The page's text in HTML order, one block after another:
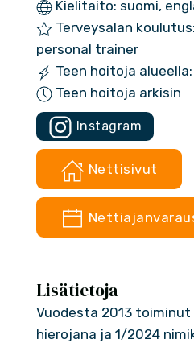
Kielitaito: suomi,
Terveysalan
personal trainer
Teen hoitoja
Teen hoitoja arkisin
Instagram
Nettisivut
Lisätietoja
Vuodesta 2013
hierojana ja 1/2024